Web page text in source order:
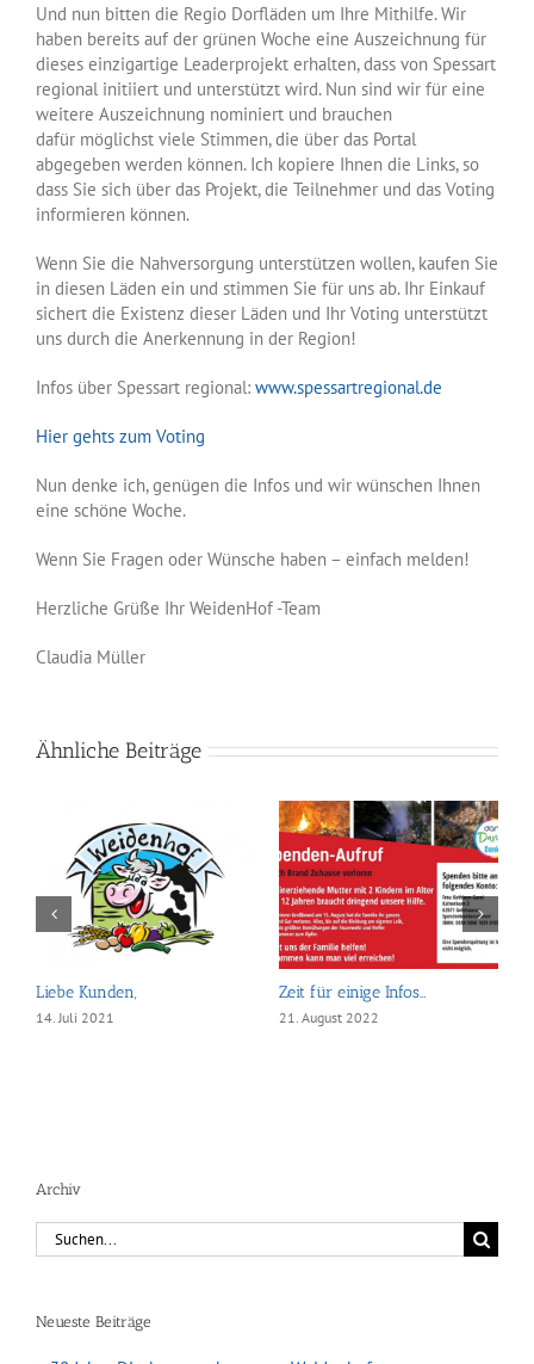
Und nun bitten die Regio Dorfläden um Ihre Mithilfe. Wir
haben bereits auf der grünen Woche eine Auszeichnung für
dieses einzigartige Leaderprojekt erhalten, dass von Spessart
regional initiiert und unterstützt wird. Nun sind wir für eine
weitere Auszeichnung nominiert und brauchen
dafür möglichst viele Stimmen, die über das Portal
abgegeben werden können. Ich kopiere Ihnen die Links, so
dass Sie sich über das Projekt, die Teilnehmer und das Voting
informieren können.
Wenn Sie die Nahversorgung unterstützen wollen, kaufen Sie
in diesen Läden ein und stimmen Sie für uns ab. Ihr Einkauf
sichert die Existenz dieser Läden und Ihr Voting unterstützt
uns durch die Anerkennung in der Region!
Infos über Spessart regional: www.spessartregional.de
Hier gehts zum Voting
Nun denke ich, genügen die Infos und wir wünschen Ihnen
eine schöne Woche.
Wenn Sie Fragen oder Wünsche haben – einfach melden!
Herzliche Grüße Ihr WeidenHof -Team
Claudia Müller
Ähnliche Beiträge
Liebe Kunden,
14. Juli 2021
Zeit für einige Infos…
21. August 2022
Archiv
Suche
nach:
Neueste Beiträge